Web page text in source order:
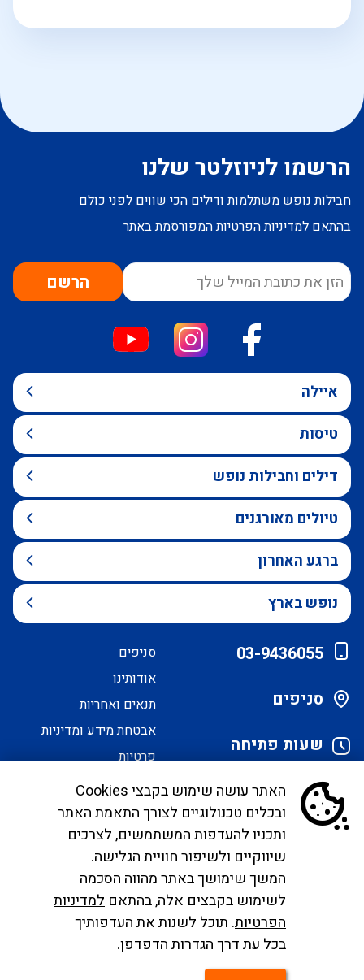
הרשמו לניוזלטר שלנו
חבילות נופש משתלמות ודילים הכי שווים לפני כולם
בהתאם למדיניות הפרטיותהמפורסמת באתר
הרשם
איילה
טיסות
דילים וחבילות נופש
טיולים מאורגנים
ברגע האחרון
נופש בארץ
03-9436055
סניפים
שעות פתיחה
סניפים
אודותינו
תנאים ואחריות
אבטחת מידע ומדיניות
פרטיות
הסדרי נגישות
לקוחות יקרים, בימים אלו אנו נערכים ליישם את
הנחיית הממונה בדבר פרסום אישור טיסות שכר ע"י
רשות התעופה. עד להטמעה מלאה של היישום ניתן
לפנות לבירורים לכתובת המייל
infocc@ayalagroup.co.il. לצפייה בזכויות הנוסע
לפי חוק שרותי תעופהלחצו כאן, למידע לנוסע
האתר עושה שימוש בקבצי Cookies
ובכלים טכנולוגיים לצורך התאמת האתר
ותכניו להעדפות המשתמשים, לצרכים
שיווקיים ולשיפור חוויית הגלישה.
המשך שימושך באתר מהווה הסכמה
לשימוש בקבצים אלה, בהתאם למדיניות
הפרטיות. תוכל לשנות את העדפותיך
בכל עת דרך הגדרות הדפדפן.